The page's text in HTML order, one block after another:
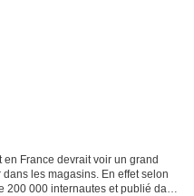
France devrait voir un grand
les magasins. En effet selon
000 internautes et publié dans